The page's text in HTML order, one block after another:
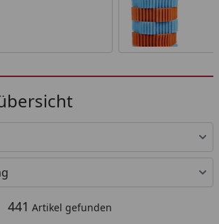
441 Artikel gefunden